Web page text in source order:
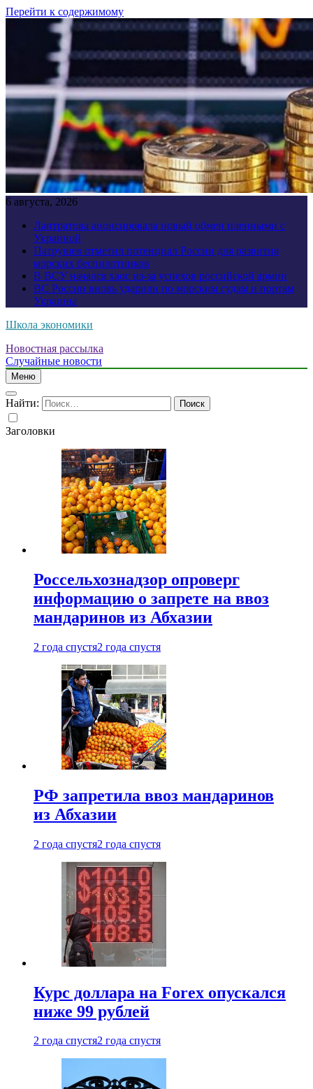
Перейти к содержимому
6 августа, 2026
Лантратова анонсировала новый обмен пленными с
Украиной
Патрушев отметил потенциал России для развития
морских беспилотников
В ВСУ начался хаос из-за успехов российской армии
ВС России вновь ударили по морским судам и портам
Украины
Школа экономики
Новостная рассылка
Случайные новости
Меню
Найти:
Заголовки
Россельхознадзор опроверг
информацию о запрете на ввоз
мандаринов из Абхазии
2 года спустя2 года спустя
РФ запретила ввоз мандаринов
из Абхазии
2 года спустя2 года спустя
Курс доллара на Forex опускался
ниже 99 рублей
2 года спустя2 года спустя